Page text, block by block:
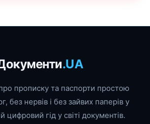
.UA
прописку та паспорти простою
без нервів і без зайвих паперів у
цифровий гід у світі документів.